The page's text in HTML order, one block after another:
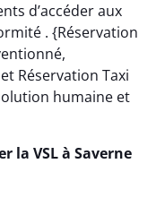
d’accéder aux
. {Réservation
Réservation Taxi
humaine et
la VSL à Saverne